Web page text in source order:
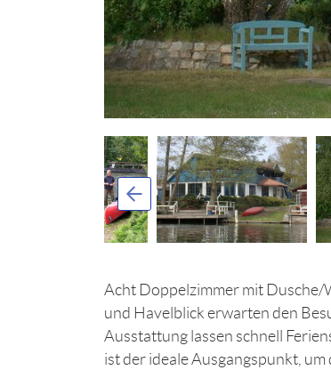
Acht Doppelzimmer mit Dusche/
und Havelblick erwarten den
Ausstattung lassen schnell
ist der ideale Ausgangspunkt,